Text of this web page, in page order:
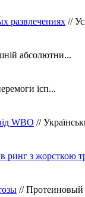
развлечениях //
абсолютни...
ісп...
WBO //
ринг з жорсткою
// Протеиновый